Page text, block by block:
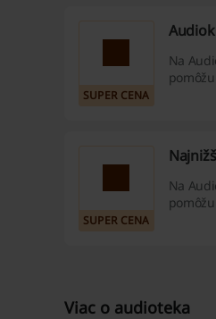
SUPER CENA
Na
SUPER CENA
Na
Viac o audioteka